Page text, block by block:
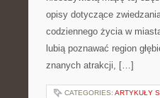
opisy dotyczące
codziennego życia w
lubią poznawać region
znanych atrakcji, […]
CATEGORIES: ARTYKUŁY